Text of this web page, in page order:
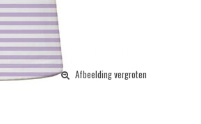
Afbeelding vergroten